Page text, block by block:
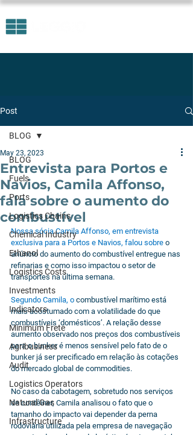
Post
BLOG
Fuels
Ports
Logistics Chains
Chemical Industry
Ethanol
Logistics Costs
Investments
Indicators
Minimum Frete
Agribusiness
Audit
Logistics Operators
Natural Gas
Infrastructure
BLOG
Entrevista para Portos e
Navios, Camila Affonso,
fala sobre o aumento do
combustível
May 23, 2023
Nossa sócia Camila Affonso, em entrevista
exclusiva para a Portos e Navios, falou sobre o
anúncio do aumento do combustível entregue nas
refinarias e como isso impactou o setor de
transportes na última semana.
Segundo Camila, o combustível marítimo está
mais acostumado com a volatilidade do que
combustíveis ‘domésticos’. A relação desse
aumento observado nos preços dos combustíveis
para o bunker é menos sensível pelo fato de o
bunker já ser precificado em relação às cotações
do mercado global de commodities.
No caso da cabotagem, sobretudo nos serviços
de contêiner, Camila analisou o fato que o
tamanho do impacto vai depender da perna
rodoviária utilizada pela empresa de navegação